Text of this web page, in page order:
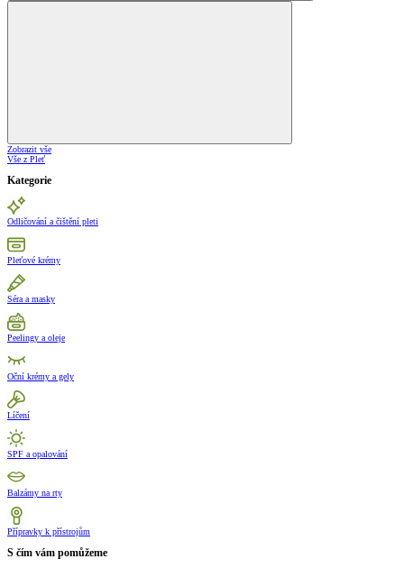
Zobrazit vše
Vše z Pleť
Kategorie
Odličování a čištění pleti
Pleťové krémy
Séra a masky
Peelingy a oleje
Oční krémy a gely
Líčení
SPF a opalování
Balzámy na rty
Přípravky k přístrojům
S čím vám pomůžeme